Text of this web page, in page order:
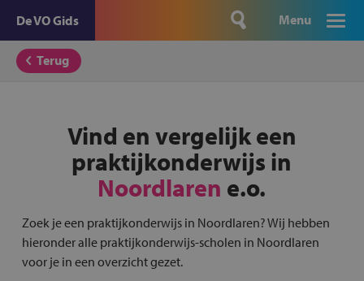
De VO Gids Menu
Terug
Vind en vergelijk een
praktijkonderwijs in
Noordlaren e.o.
Zoek je een praktijkonderwijs in Noordlaren? Wij hebben
hieronder alle praktijkonderwijs-scholen in Noordlaren
voor je in een overzicht gezet.